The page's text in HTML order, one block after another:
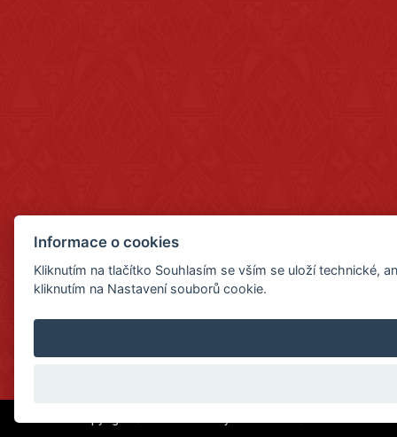
Informace o cookies
Kliknutím na tlačítko Souhlasím se vším se uloží technické,
kliknutím na Nastavení souborů cookie.